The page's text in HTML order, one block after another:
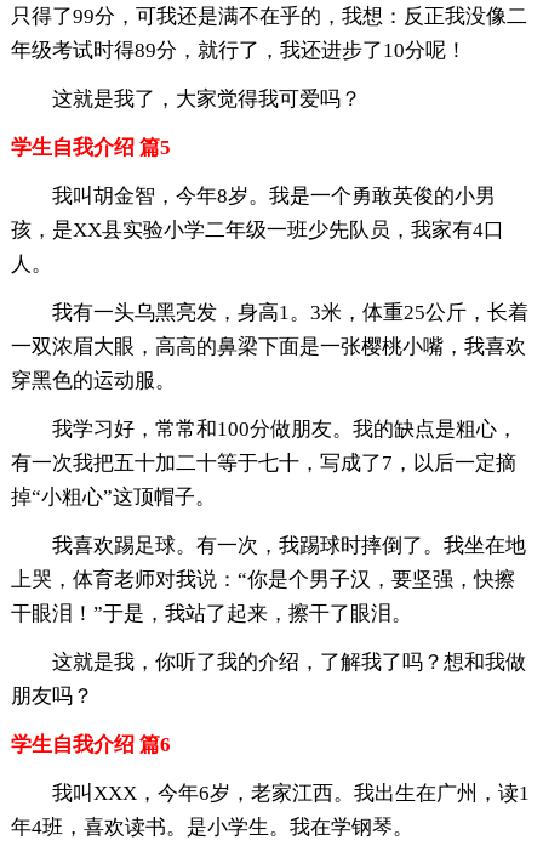
只得了99分，可我还是满不在乎的，我想：反正我没像二
年级考试时得89分，就行了，我还进步了10分呢！
这就是我了，大家觉得我可爱吗？
学生自我介绍 篇5
我叫胡金智，今年8岁。我是一个勇敢英俊的小男
孩，是XX县实验小学二年级一班少先队员，我家有4口
人。
我有一头乌黑亮发，身高1。3米，体重25公斤，长着
一双浓眉大眼，高高的鼻梁下面是一张樱桃小嘴，我喜欢
穿黑色的运动服。
我学习好，常常和100分做朋友。我的缺点是粗心，
有一次我把五十加二十等于七十，写成了7，以后一定摘
掉“小粗心”这顶帽子。
我喜欢踢足球。有一次，我踢球时摔倒了。我坐在地
上哭，体育老师对我说：“你是个男子汉，要坚强，快擦
干眼泪！”于是，我站了起来，擦干了眼泪。
这就是我，你听了我的介绍，了解我了吗？想和我做
朋友吗？
学生自我介绍 篇6
我叫XXX，今年6岁，老家江西。我出生在广州，读1
年4班，喜欢读书。是小学生。我在学钢琴。